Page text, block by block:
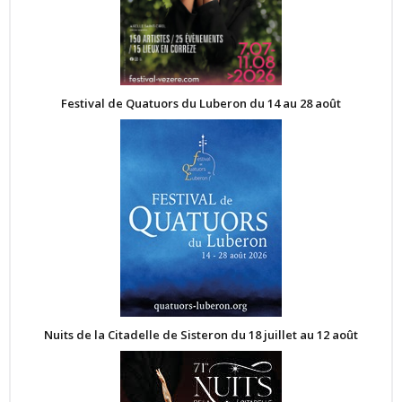
Festival de Quatuors du Luberon du 14 au 28 août
Nuits de la Citadelle de Sisteron du 18 juillet au 12 août